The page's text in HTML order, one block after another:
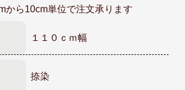
から10cm単位で注文承ります
１１０ｃｍ幅
捺染